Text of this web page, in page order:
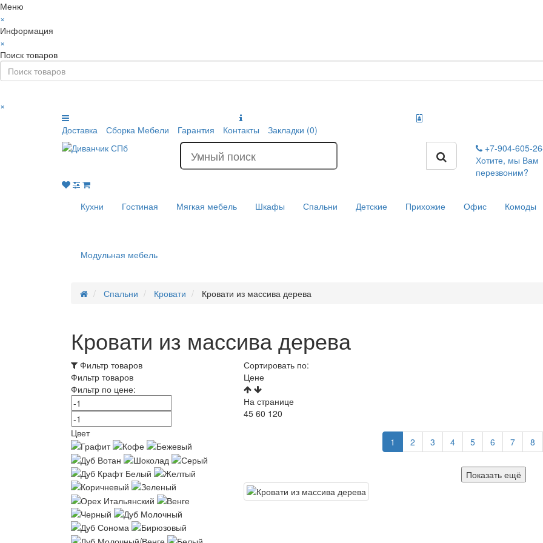
Меню
×
Информация
×
Поиск товаров
×
Доставка
Сборка Мебели Гарантия Контакты Закладки (0)
+7-904-605-
Хотите, мы Вам
перезвоним?
Кухни Гостиная Мягкая мебель Шкафы Спальни Детские Прихожие Офис Комоды
Модульная мебель
Спальни Кровати Кровати из массива дерева
Кровати из массива дерева
Фильтр товаров
Фильтр товаров
Фильтр по цене:
Цвет
Сортировать по:
Цене
На странице
45 60 120
1 2 3 4 5 6 7 8
Показать ещё